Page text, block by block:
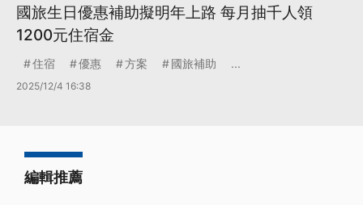
國旅生日優惠補助擬明年上路 每月抽千人領
1200元住宿金
住宿 優惠 方案 國旅補助 ...
2025/12/4 16:38
編輯推薦